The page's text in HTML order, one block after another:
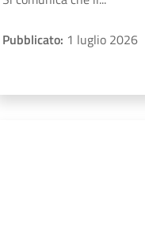
Pubblicato: 1 luglio 2026